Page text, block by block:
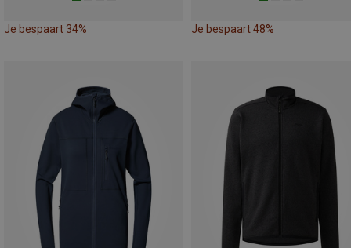
Je bespaart 34% Je bespaart 48%